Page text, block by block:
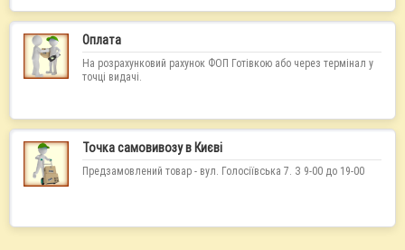
Оплата
На розрахунковий рахунок ФОП Готівкою або через термінал у
точці видачі.
Точка самовивозу в Києві
Предзамовлений товар - вул. Голосіївська 7. З 9-00 до 19-00